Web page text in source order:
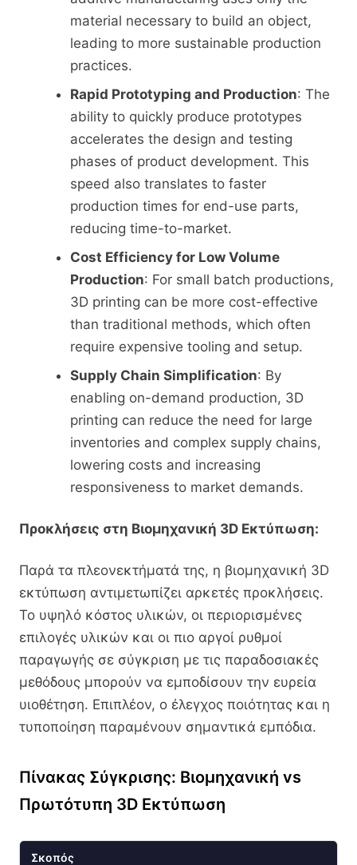
material necessary to build an object,
leading to more sustainable production
practices.
Rapid Prototyping and Production: The
ability to quickly produce prototypes
accelerates the design and testing
phases of product development. This
speed also translates to faster
production times for end-use parts,
reducing time-to-market.
Cost Efficiency for Low Volume
Production: For small batch productions,
3D printing can be more cost-effective
than traditional methods, which often
require expensive tooling and setup.
Supply Chain Simplification: By
enabling on-demand production, 3D
printing can reduce the need for large
inventories and complex supply chains,
lowering costs and increasing
responsiveness to market demands.
Προκλήσεις στη Βιομηχανική 3D Εκτύπωση:
Παρά τα πλεονεκτήματά της, η βιομηχανική 3D
εκτύπωση αντιμετωπίζει αρκετές προκλήσεις.
Το υψηλό κόστος υλικών, οι περιορισμένες
επιλογές υλικών και οι πιο αργοί ρυθμοί
παραγωγής σε σύγκριση με τις παραδοσιακές
μεθόδους μπορούν να εμποδίσουν την ευρεία
υιοθέτηση. Επιπλέον, ο έλεγχος ποιότητας και η
τυποποίηση παραμένουν σημαντικά εμπόδια.
Πίνακας Σύγκρισης: Βιομηχανική vs
Πρωτότυπη 3D Εκτύπωση
Σκοπός